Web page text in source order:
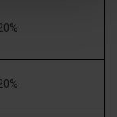
inoltre
sito con i
dati web,
combinarle
che hanno